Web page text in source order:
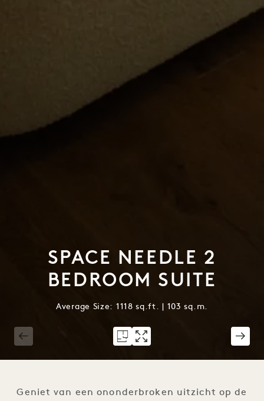
SPACE NEEDLE 2
BEDROOM SUITE
Average Size: 1118 sq.ft. | 103 sq.m.
Geniet van een ononderbroken uitzicht op de